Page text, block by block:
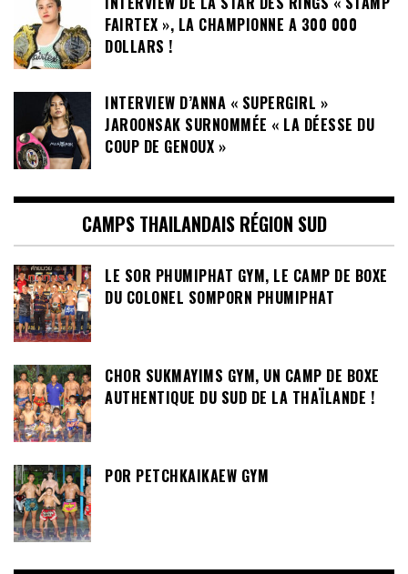
INTERVIEW DE LA STAR DES RINGS « STAMP
FAIRTEX », LA CHAMPIONNE A 300 000
INTERVIEW D’ANNA « SUPERGIRL »
JAROONSAK SURNOMMÉE « LA DÉESSE DU
CAMPS THAILANDAIS RÉGION SUD
LE SOR PHUMIPHAT GYM, LE CAMP DE BOXE
CHOR SUKMAYIMS GYM, UN CAMP DE BOXE